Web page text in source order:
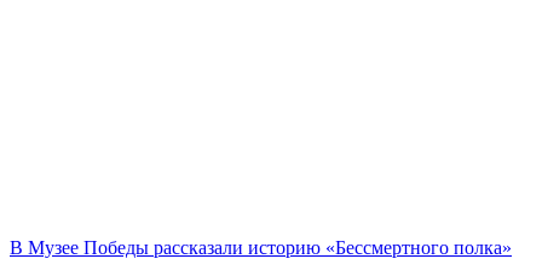
В Музее Победы рассказали историю «Бессмертного полка»